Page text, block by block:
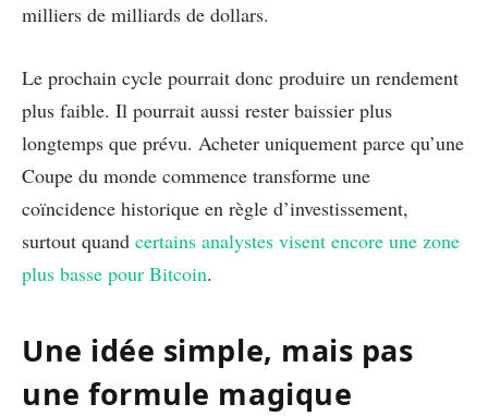
milliers de milliards de dollars.
Le prochain cycle pourrait donc produire un rendement
plus faible. Il pourrait aussi rester baissier plus
longtemps que prévu. Acheter uniquement parce qu’une
Coupe du monde commence transforme une
coïncidence historique en règle d’investissement,
surtout quand certains analystes visent encore une zone
plus basse pour Bitcoin.
Une idée simple, mais pas
une formule magique